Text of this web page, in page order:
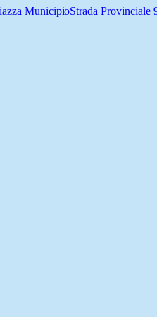
MunicipioStrada Provinciale